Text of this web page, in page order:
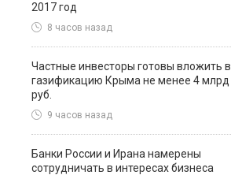
2017 год
8 часов назад
Частные инвесторы готовы вложить в
газификацию Крыма не менее 4 млрд
руб.
9 часов назад
Банки России и Ирана намерены
сотрудничать в интересах бизнеса